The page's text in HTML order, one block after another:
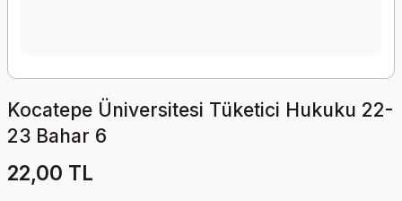
Kocatepe Üniversitesi Tüketici Hukuku 22-
23 Bahar 6
22,00 TL